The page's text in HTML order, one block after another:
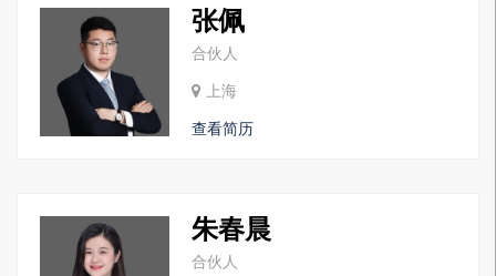
张佩
合伙人
上海
查看简历
朱春晨
合伙人